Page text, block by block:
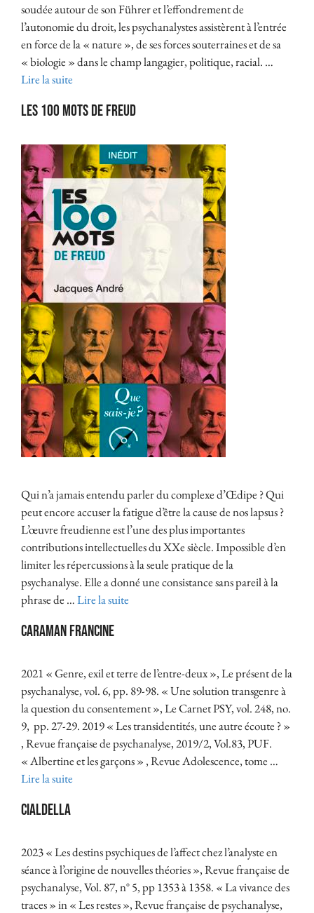
soudée autour de son Führer et l’effondrement de
l’autonomie du droit, les psychanalystes assistèrent à l’entrée
en force de la « nature », de ses forces souterraines et de sa
« biologie » dans le champ langagier, politique, racial. …
Lire la suite
Les 100 mots de Freud
Qui n’a jamais entendu parler du complexe d’Œdipe ? Qui
peut encore accuser la fatigue d’être la cause de nos lapsus ?
L’œuvre freudienne est l’une des plus importantes
contributions intellectuelles du XXe siècle. Impossible d’en
limiter les répercussions à la seule pratique de la
psychanalyse. Elle a donné une consistance sans pareil à la
phrase de …Lire la suite
Caraman Francine
2021 « Genre, exil et terre de l’entre-deux », Le présent de la
psychanalyse, vol. 6, pp. 89-98. « Une solution transgenre à
la question du consentement », Le Carnet PSY, vol. 248, no.
9, pp. 27-29. 2019 « Les transidentités, une autre écoute ? »
, Revue française de psychanalyse, 2019/2, Vol.83, PUF.
« Albertine et les garçons » , Revue Adolescence, tome …
Lire la suite
Cialdella
2023 « Les destins psychiques de l’affect chez l’analyste en
séance à l’origine de nouvelles théories », Revue française de
psychanalyse, Vol. 87, n° 5, pp 1353 à 1358. « La vivance des
traces » in « Les restes », Revue française de psychanalyse,